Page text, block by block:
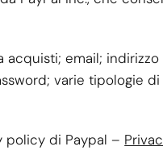
acquisti; email;
varie tipologie
policy di Paypal –